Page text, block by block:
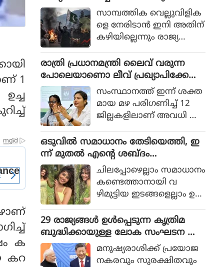
1
ക
കറ
പാകിസ്ഥാന്‍ ആഭ്യന്തര മന്ത്രി
മൊഹ്സിന്‍ നഖ്വി
സാമ്പത്തിക വെല്ലുവിളിക
ളെ നേരിടാന്‍ ഇനി അതിന്
കഴിയില്ലെന്നും രാജ്യത്തെ
മൊഹ്സിന്‍ നഖ്വി
വ്യാഴാഴ്ച പറഞ്ഞു. കര
സേനാ മേധാവി ഫീല്‍ഡ്
മാര്‍ഷല്‍ സയ്യിദ് അസിം
മുനീറിന്റെ അടുത്ത
യാളായി അറിയപ്പെടുന്ന ന
ഖ്വി പാകിസ്ഥാന്റെ
കോക്രോച്ചുകള്‍ ഒ
ന്നിച്ചാല്‍ രാജ്യത്തെ മ
റിച്ചിടാന്‍ കഴിയുമെന്ന് പറ
ഞ്ഞു.
രാത്രി പ്രധാനമന്ത്രി ലൈവ് വരുന്ന
പോലെയാണൊ ലീവ് പ്രഖ്യാപിക്കേണ്ട
ത്, എറണാകുളം ജില്ലാ കളക്ടർ
ക്കെതിരെ വിമർശനം
സംസ്ഥാനത്ത് ഇന്ന് ശക്ത
മായ മഴ പരിഗണിച്ച് 12
ജില്ലകളിലാണ് അവധി പ്ര
ഒടുവില്‍ സമാധാനം തേടിയെത്തി, ഇ
ന്ന് മുതല്‍ എന്റെ ശബ്ദം
തിരെഞ്ഞെടുക്കുന്നു, പോസ്റ്റുമായി
അനുപമ പരമേശ്വരന്‍, ഒരു ബ്രെയ്ക്ക
പ്പ് മണക്കുന്നുവെന്ന് സോഷ്യല്‍
മീഡിയ
ചിലപ്പോഴെല്ലാം സമാധാനം
കണ്ടെത്താനായി വ
ഴിമുട്ടിയ ഇടങ്ങളെല്ലാം ഉ
രും.
29 രാജ്യങ്ങള്‍ ഉള്‍പ്പെടുന്ന കൃത്രിമ
ബുദ്ധിക്കായുള്ള ലോക സംഘടന ആ
രംഭിച്ച് ചൈന; ഇന്ത്യ ഇല്ലമനുഷ്യരാശിക്ക് പ്രയോജ
നകരവും സുരക്ഷിതവും